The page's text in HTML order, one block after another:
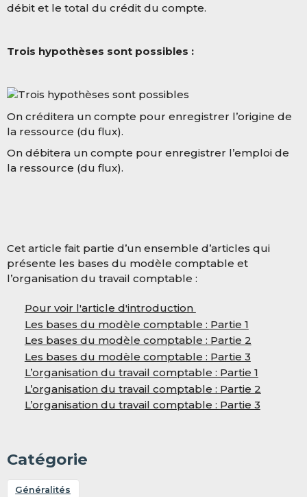
débit et le total du crédit du compte.
Trois hypothèses sont possibles :
On créditera un compte pour enregistrer l’origine de
la ressource (du flux).
On débitera un compte pour enregistrer l’emploi de
la ressource (du flux).
Cet article fait partie d’un ensemble d’articles qui
présente les bases du modèle comptable et
l’organisation du travail comptable :
Pour voir l'article d'introduction
Les bases du modèle comptable : Partie 1
Les bases du modèle comptable : Partie 2
Les bases du modèle comptable : Partie 3
L’organisation du travail comptable : Partie 1
L’organisation du travail comptable : Partie 2
L’organisation du travail comptable : Partie 3
Catégorie
Généralités